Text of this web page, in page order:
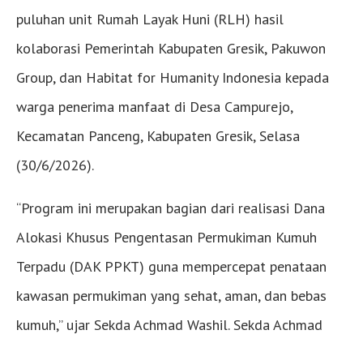
puluhan unit Rumah Layak Huni (RLH) hasil
kolaborasi Pemerintah Kabupaten Gresik, Pakuwon
Group, dan Habitat for Humanity Indonesia kepada
warga penerima manfaat di Desa Campurejo,
Kecamatan Panceng, Kabupaten Gresik, Selasa
(30/6/2026).
“Program ini merupakan bagian dari realisasi Dana
Alokasi Khusus Pengentasan Permukiman Kumuh
Terpadu (DAK PPKT) guna mempercepat penataan
kawasan permukiman yang sehat, aman, dan bebas
kumuh,” ujar Sekda Achmad Washil. Sekda Achmad